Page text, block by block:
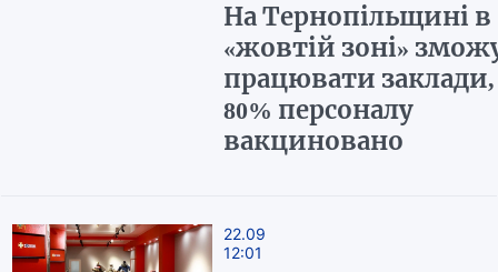
На Тернопільщині в
«жовтій зоні»
працювати заклади,
80% персоналу
вакциновано
22.09
12:01